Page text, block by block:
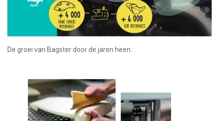
De groei van Bagster door de jaren heen.